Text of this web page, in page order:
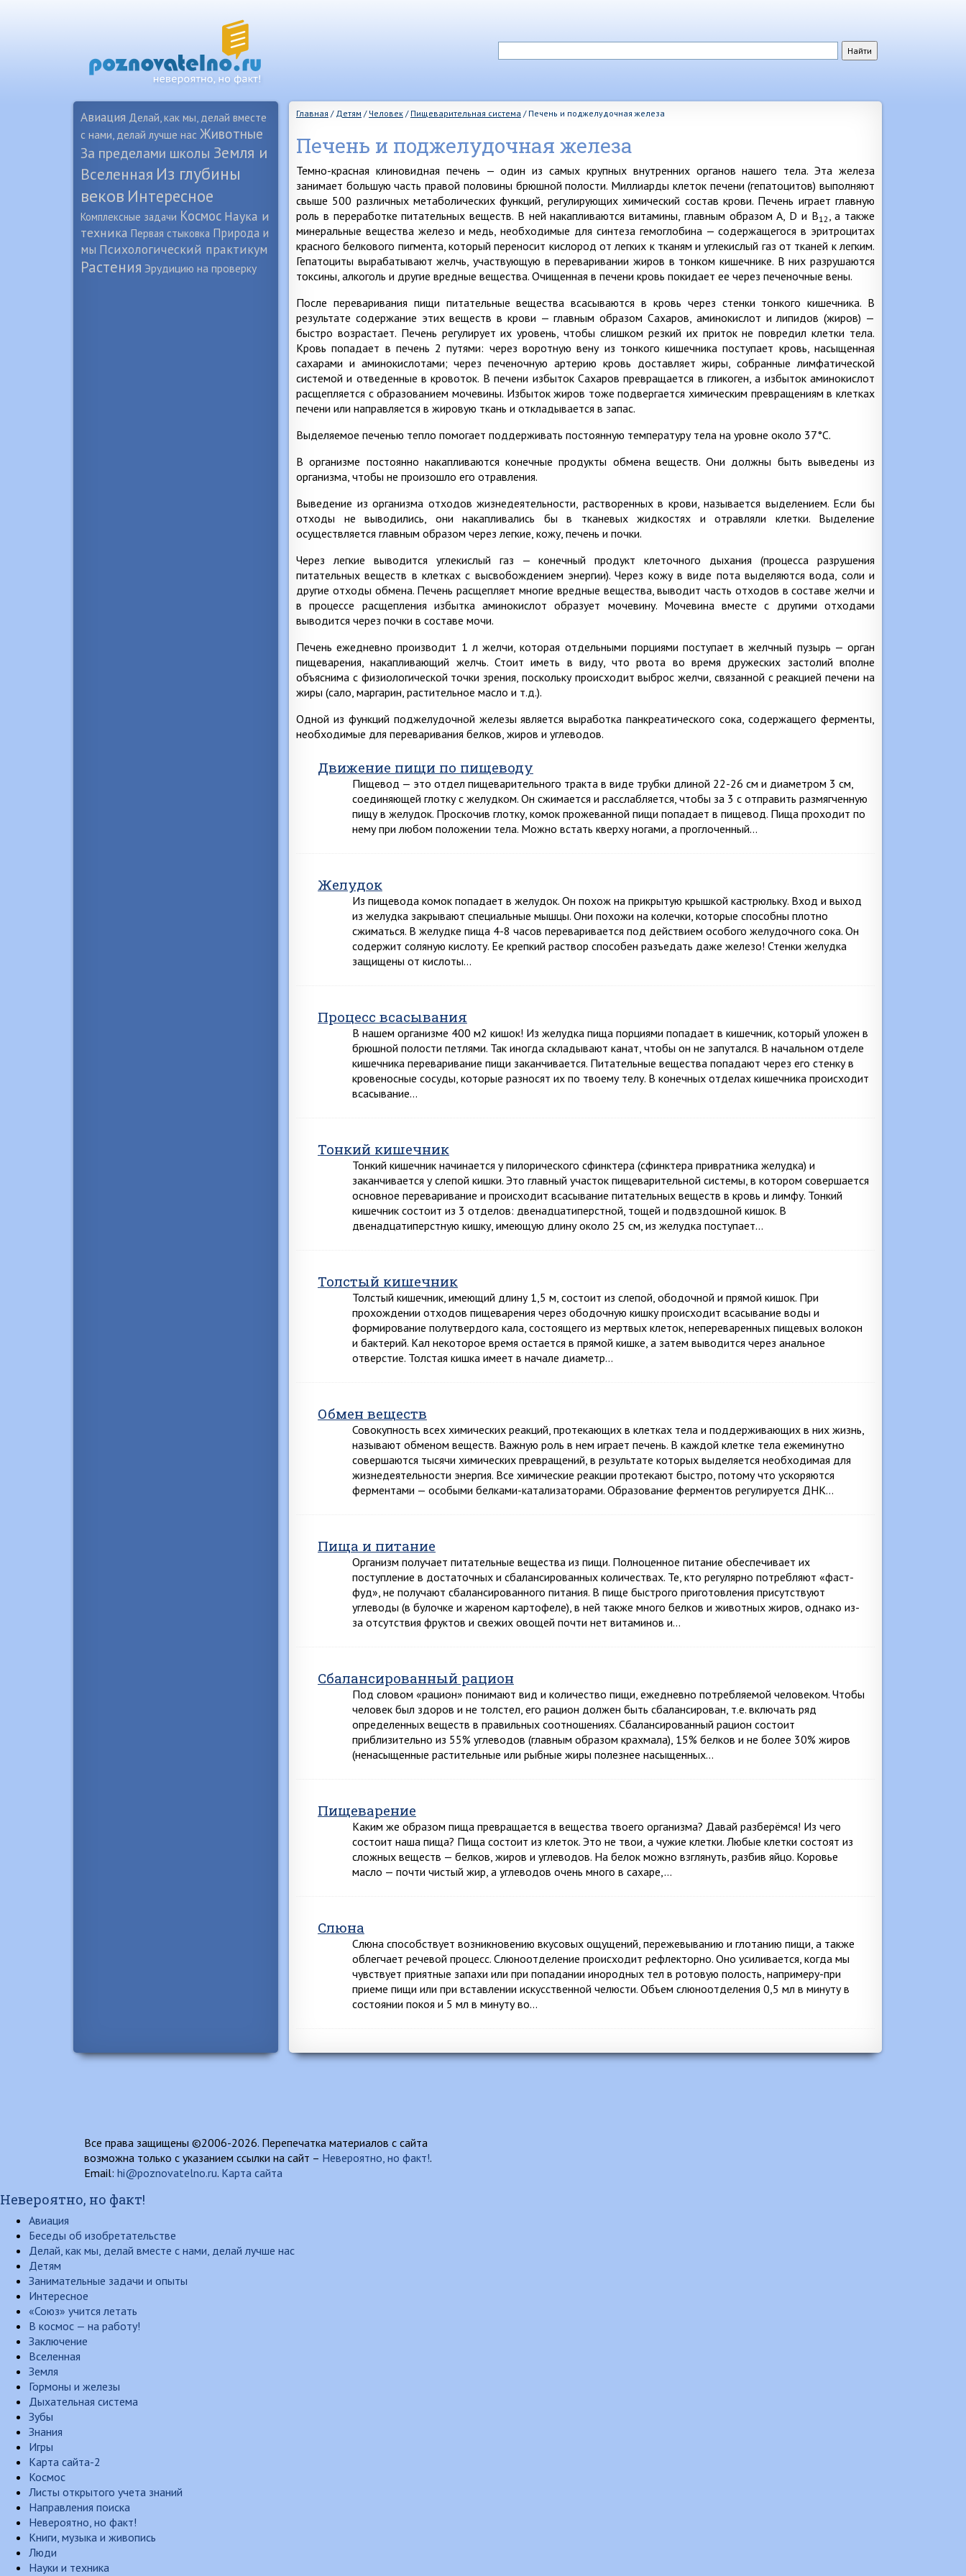
Авиация Делай, как мы, делай вместе
с нами, делай лучше нас Животные
За пределами школы Земля и
Вселенная Из глубины
веков Интересное
Комплексные задачи Космос Наука и
техника Первая стыковка Природа и
мы Психологический практикум
Растения Эрудицию на проверку
Главная / Детям / Человек / Пищеварительная система / Печень и поджелудочная железа
Печень и поджелудочная железа
Темно-красная клиновидная печень — один из самых крупных внутренних органов нашего тела. Эта железа
занимает большую часть правой половины брюшной полости. Миллиарды клеток печени (гепатоцитов) выполняют
свыше 500 различных метаболических функций, регулирующих химический состав крови. Печень играет главную
роль в переработке питательных веществ. В ней накапливаются витамины, главным образом А, D и В12, а также
минеральные вещества железо и медь, необходимые для синтеза гемоглобина — содержащегося в эритроцитах
красного белкового пигмента, который переносит кислород от легких к тканям и углекислый газ от тканей к легким.
Гепатоциты вырабатывают желчь, участвующую в переваривании жиров в тонком кишечнике. В них разрушаются
токсины, алкоголь и другие вредные вещества. Очищенная в печени кровь покидает ее через печеночные вены.
После переваривания пищи питательные вещества всасываются в кровь через стенки тонкого кишечника. В
результате содержание этих веществ в крови — главным образом Сахаров, аминокислот и липидов (жиров) —
быстро возрастает. Печень регулирует их уровень, чтобы слишком резкий их приток не повредил клетки тела.
Кровь попадает в печень 2 путями: через воротную вену из тонкого кишечника поступает кровь, насыщенная
сахарами и аминокислотами; через печеночную артерию кровь доставляет жиры, собранные лимфатической
системой и отведенные в кровоток. В печени избыток Сахаров превращается в гликоген, а избыток аминокислот
расщепляется с образованием мочевины. Избыток жиров тоже подвергается химическим превращениям в клетках
печени или направляется в жировую ткань и откладывается в запас.
Выделяемое печенью тепло помогает поддерживать постоянную температуру тела на уровне около 37°С.
В организме постоянно накапливаются конечные продукты обмена веществ. Они должны быть выведены из
организма, чтобы не произошло его отравления.
Выведение из организма отходов жизнедеятельности, растворенных в крови, называется выделением. Если бы
отходы не выводились, они накапливались бы в тканевых жидкостях и отравляли клетки. Выделение
осуществляется главным образом через легкие, кожу, печень и почки.
Через легкие выводится углекислый газ — конечный продукт клеточного дыхания (процесса разрушения
питательных веществ в клетках с высвобождением энергии). Через кожу в виде пота выделяются вода, соли и
другие отходы обмена. Печень расщепляет многие вредные вещества, выводит часть отходов в составе желчи и
в процессе расщепления избытка аминокислот образует мочевину. Мочевина вместе с другими отходами
выводится через почки в составе мочи.
Печень ежедневно производит 1 л желчи, которая отдельными порциями поступает в желчный пузырь — орган
пищеварения, накапливающий желчь. Стоит иметь в виду, что рвота во время дружеских застолий вполне
объяснима с физиологической точки зрения, поскольку происходит выброс желчи, связанной с реакцией печени на
жиры (сало, маргарин, растительное масло и т.д.).
Одной из функций поджелудочной железы является выработка панкреатического сока, содержащего ферменты,
необходимые для переваривания белков, жиров и углеводов.
Движение пищи по пищеводу
Пищевод — это отдел пищеварительного тракта в виде трубки длиной 22-26 см и диаметром 3 см,
соединяющей глотку с желудком. Он сжимается и расслабляется, чтобы за 3 с отправить размягченную
пищу в желудок. Проскочив глотку, комок прожеванной пищи попадает в пищевод. Пища проходит по
нему при любом положении тела. Можно встать кверху ногами, а проглоченный…
Желудок
Из пищевода комок попадает в желудок. Он похож на прикрытую крышкой кастрюльку. Вход и выход
из желудка закрывают специальные мышцы. Они похожи на колечки, которые способны плотно
сжиматься. В желудке пища 4-8 часов переваривается под действием особого желудочного сока. Он
содержит соляную кислоту. Ее крепкий раствор способен разъедать даже железо! Стенки желудка
защищены от кислоты…
Процесс всасывания
В нашем организме 400 м2 кишок! Из желудка пища порциями попадает в кишечник, который уложен в
брюшной полости петлями. Так иногда складывают канат, чтобы он не запутался. В начальном отделе
кишечника переваривание пищи заканчивается. Питательные вещества попадают через его стенку в
кровеносные сосуды, которые разносят их по твоему телу. В конечных отделах кишечника происходит
всасывание…
Тонкий кишечник
Тонкий кишечник начинается у пилорического сфинктера (сфинктера привратника желудка) и
заканчивается у слепой кишки. Это главный участок пищеварительной системы, в котором совершается
основное переваривание и происходит всасывание питательных веществ в кровь и лимфу. Тонкий
кишечник состоит из 3 отделов: двенадцатиперстной, тощей и подвздошной кишок. В
двенадцатиперстную кишку, имеющую длину около 25 см, из желудка поступает…
Толстый кишечник
Толстый кишечник, имеющий длину 1,5 м, состоит из слепой, ободочной и прямой кишок. При
прохождении отходов пищеварения через ободочную кишку происходит всасывание воды и
формирование полутвердого кала, состоящего из мертвых клеток, непереваренных пищевых волокон
и бактерий. Кал некоторое время остается в прямой кишке, а затем выводится через анальное
отверстие. Толстая кишка имеет в начале диаметр…
Обмен веществ
Совокупность всех химических реакций, протекающих в клетках тела и поддерживающих в них жизнь,
называют обменом веществ. Важную роль в нем играет печень. В каждой клетке тела ежеминутно
совершаются тысячи химических превращений, в результате которых выделяется необходимая для
жизнедеятельности энергия. Все химические реакции протекают быстро, потому что ускоряются
ферментами — особыми белками-катализаторами. Образование ферментов регулируется ДНК…
Пища и питание
Организм получает питательные вещества из пищи. Полноценное питание обеспечивает их
поступление в достаточных и сбалансированных количествах. Те, кто регулярно потребляют «фаст-
фуд», не получают сбалансированного питания. В пище быстрого приготовления присутствуют
углеводы (в булочке и жареном картофеле), в ней также много белков и животных жиров, однако из-
за отсутствия фруктов и свежих овощей почти нет витаминов и…
Сбалансированный рацион
Под словом «рацион» понимают вид и количество пищи, ежедневно потребляемой человеком. Чтобы
человек был здоров и не толстел, его рацион должен быть сбалансирован, т.е. включать ряд
определенных веществ в правильных соотношениях. Сбалансированный рацион состоит
приблизительно из 55% углеводов (главным образом крахмала), 15% белков и не более 30% жиров
(ненасыщенные растительные или рыбные жиры полезнее насыщенных…
Пищеварение
Каким же образом пища превращается в вещества твоего организма? Давай разберёмся! Из чего
состоит наша пища? Пища состоит из клеток. Это не твои, а чужие клетки. Любые клетки состоят из
сложных веществ — белков, жиров и углеводов. На белок можно взглянуть, разбив яйцо. Коровье
масло — почти чистый жир, а углеводов очень много в сахаре,…
Слюна
Слюна способствует возникновению вкусовых ощущений, пережевыванию и глотанию пищи, а также
облегчает речевой процесс. Слюноотделение происходит рефлекторно. Оно усиливается, когда мы
чувствует приятные запахи или при попадании инородных тел в ротовую полость, напримеру-при
приеме пищи или при вставлении искусственной челюсти. Объем слюноотделения 0,5 мл в минуту в
состоянии покоя и 5 мл в минуту во…
Все права защищены ©2006-2026. Перепечатка материалов с сайта
возможна только с указанием ссылки на сайт – Невероятно, но факт!.
Email: hi@poznovatelno.ru. Карта сайта
Невероятно, но факт!
Авиация
Беседы об изобретательстве
Делай, как мы, делай вместе с нами, делай лучше нас
Детям
Занимательные задачи и опыты
Интересное
«Союз» учится летать
В космос — на работу!
Заключение
Вселенная
Земля
Гормоны и железы
Дыхательная система
Зубы
Знания
Игры
Карта сайта-2
Космос
Листы открытого учета знаний
Направления поиска
Невероятно, но факт!
Книги, музыка и живопись
Люди
Науки и техника